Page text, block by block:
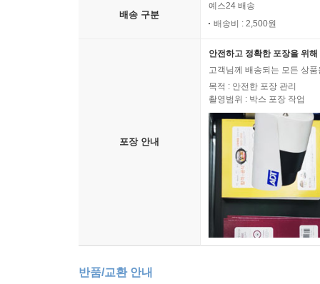
배송 구분
예스24 배송
배송비 : 2,500원
포장 안내
안전하고 정확한 포장을 위
고객님께 배송되는 모든 상
목적 : 안전한 포장 관리
촬영범위 : 박스 포장 작업
반품/교환 안내